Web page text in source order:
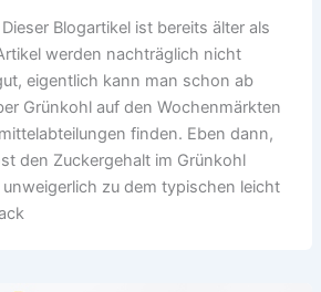
Blogartikel ist bereits älter als
werden nachträglich nicht
eigentlich kann man schon ab
Grünkohl auf den Wochenmärkten
finden. Eben dann,
den Zuckergehalt im Grünkohl
zu dem typischen leicht